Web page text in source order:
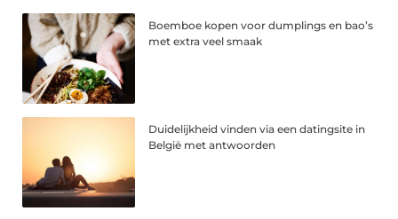
Boemboe kopen voor dumplings en bao’s
met extra veel smaak
Duidelijkheid vinden via een datingsite in
België met antwoorden